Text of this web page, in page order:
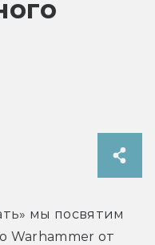
мы посвятим
от